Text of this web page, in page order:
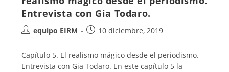
Entrevista con Gia Todaro.
equipo EIRM 10 diciembre, 2019
Capítulo 5. El realismo mágico desde el periodismo.
Entrevista con Gia Todaro. En este capítulo 5 la